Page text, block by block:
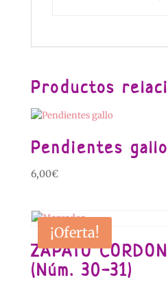
Productos
Pendientes gallo
6,00€
¡Oferta!
ZAPATO
(Núm. 30-31)